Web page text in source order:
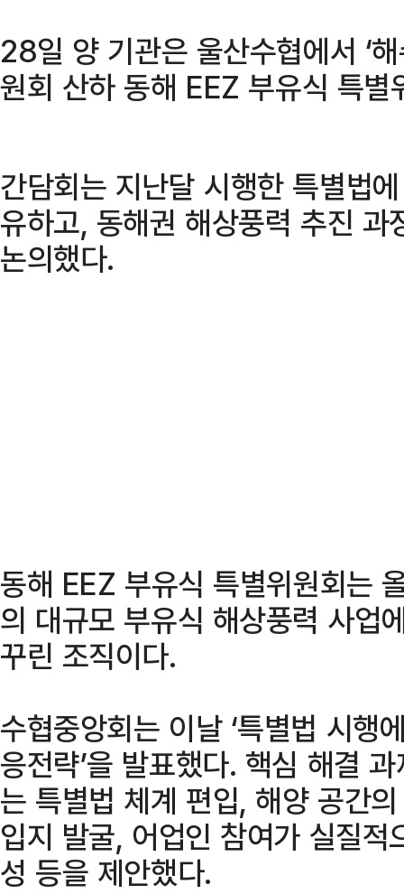
28일 양 기관은 울산수협에서 ‘
원회 산하 동해 EEZ 부유식 특별
간담회는 지난달 시행한 특별법
유하고, 동해권 해상풍력 추진
논의했다.
동해 EEZ 부유식 특별위원회는
의 대규모 부유식 해상풍력 사업
꾸린 조직이다.
수협중앙회는 이날 ‘특별법 시행
응전략’을 발표했다. 핵심 해결
는 특별법 체계 편입, 해양 공간
입지 발굴, 어업인 참여가 실질적
성 등을 제안했다.